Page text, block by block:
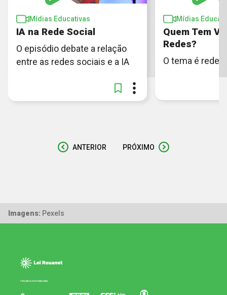
Mídias Educativas
IA na Rede Social
O episódio debate a relação
entre as redes sociais e a IA
Mídias
Quem Tem
Redes?
O tema é
ANTERIOR PRÓXIMO
Imagens: Pexels